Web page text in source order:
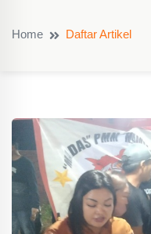
Home Daftar Artikel